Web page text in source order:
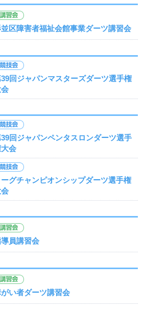
区障害者福祉会館事業ダーツ講習会
回ジャパンマスターズダーツ選手権
回ジャパンペンタスロンダーツ選手
会
ーグチャンピオンシップダーツ選手権
員講習会
がい者ダーツ講習会